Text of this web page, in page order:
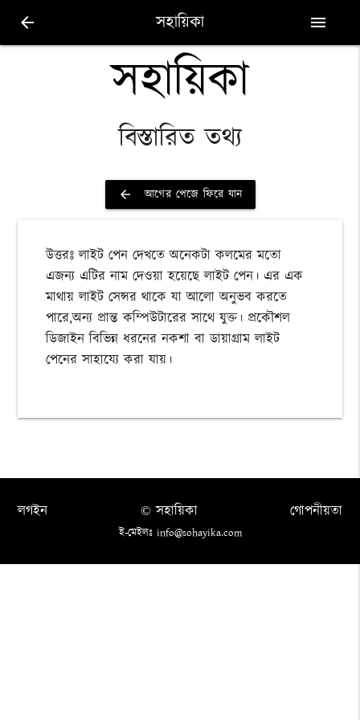
arrow_back সহায়িকা menu
সহায়িকা
বিস্তারিত তথ্য
arrow_back আগের পেজে ফিরে যান
উত্তরঃ লাইট পেন দেখতে অনেকটা কলমের মতো
এজন্য এটির নাম দেওয়া হয়েছে লাইট পেন। এর এক
মাথায় লাইট সেন্সর থাকে যা আলো অনুভব করতে
পারে,অন্য প্রান্ত কম্পিউটারের সাথে যুক্ত। প্রকৌশল
ডিজাইন বিভিন্ন ধরনের নকশা বা ডায়াগ্রাম লাইট
পেনের সাহায্যে করা যায়।
লগইন গোপনীয়তা
© সহায়িকা
ই-মেইলঃ info@sohayika.com